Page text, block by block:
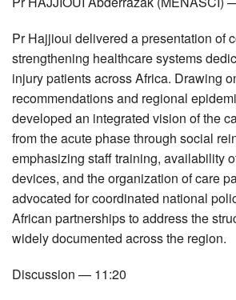
Pr Hajjioui delivered a presentation of
strengthening healthcare systems
injury patients across Africa. Drawing
recommendations and regional
developed an integrated vision of the
from the acute phase through social
emphasizing staff training, availability
devices, and the organization of care
advocated for coordinated national
African partnerships to address the
widely documented across the region.
Discussion — 11:20